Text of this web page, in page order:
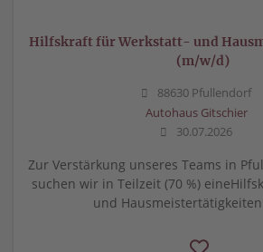
Hilfskraft für Werkstatt- und
(m/w/d)
88630 Pfullendorf
Autohaus Gitschier
30.07.2026
Zur Verstärkung unseres Teams in
suchen wir in Teilzeit (70 %)
und